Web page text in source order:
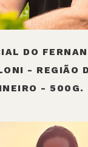
DO
- REGIÃO
- 500G.